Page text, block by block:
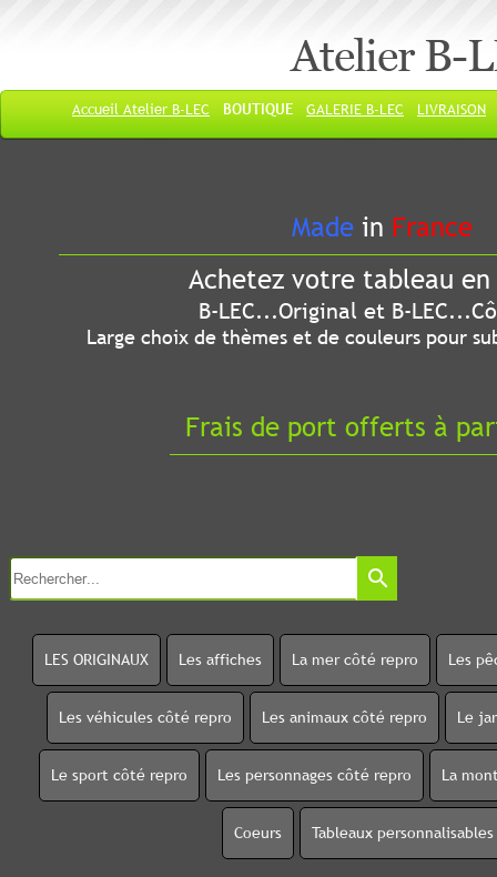
Atelier B-
Accueil Atelier B-LEC BOUTIQUE GALERIE B-LEC LIVRAISON
Made in France
Achetez votre tableau
B-LEC...Original et B-
Large choix de thèmes et de couleurs pour
Frais de port offerts à
search
LES ORIGINAUX Les affiches La mer côté repro Les
Les véhicules côté repro Les animaux côté repro Le
Le sport côté repro Les personnages côté repro La
Coeurs Tableaux personnalisables